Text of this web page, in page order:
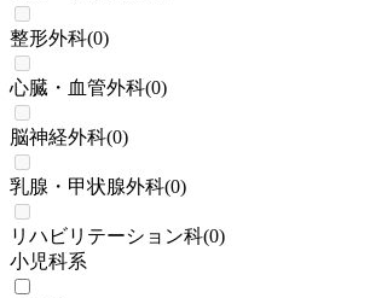
整形外科(0)
心臓・血管外科(0)
脳神経外科(0)
乳腺・甲状腺外科(0)
リハビリテーション科(0)
小児科系